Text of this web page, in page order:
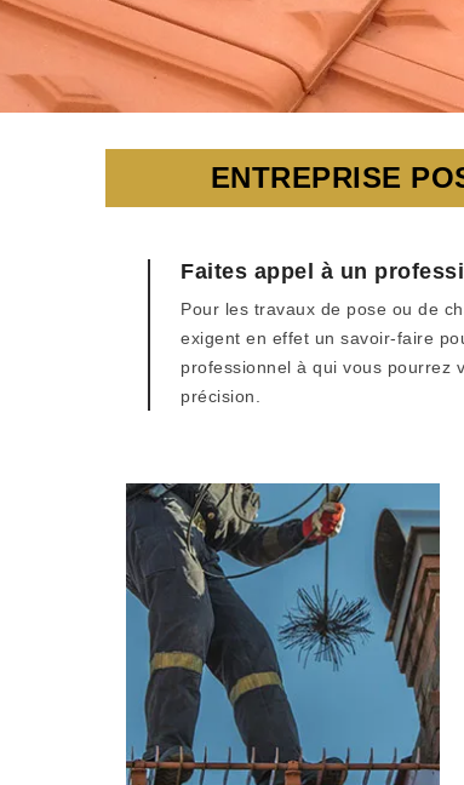
ENTREPRISE
Faites appel à un
Pour les travaux de pose ou de
exigent en effet un savoir-faire
professionnel à qui vous pourrez
précision.